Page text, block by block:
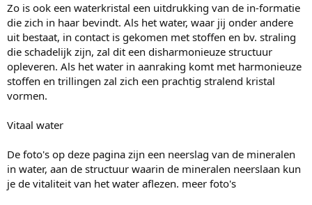
Zo is ook een waterkristal een uitdrukking van de in-formatie
die zich in haar bevindt. Als het water, waar jij onder andere
uit bestaat, in contact is gekomen met stoffen en bv. straling
die schadelijk zijn, zal dit een disharmonieuze structuur
opleveren. Als het water in aanraking komt met harmonieuze
stoffen en trillingen zal zich een prachtig stralend kristal
vormen.
Vitaal water
De foto's op deze pagina zijn een neerslag van de mineralen
in water, aan de structuur waarin de mineralen neerslaan kun
je de vitaliteit van het water aflezen. meer foto's